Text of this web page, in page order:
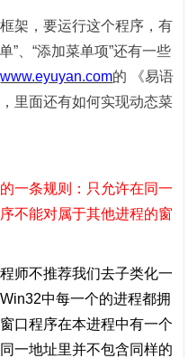
架，要运行这个程序，有
”、“添加菜单项”还有一些
www.eyuyan.com的
《易语
里面还有如何实现动态菜
一条规则：只允许在同一
不能对属于其他进程的窗
师不推荐我们去子类化一
Win32中每一个的进程都拥
口程序在本进程中有一个
一地址里并不包含同样的